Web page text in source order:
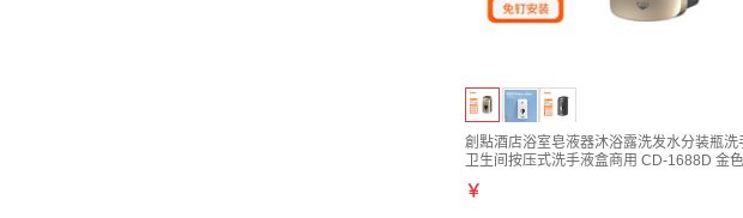
創點酒店浴室皂液器沐浴露洗发水分装瓶洗
卫生间按压式洗手液盒商用 CD-1688D 金色
￥